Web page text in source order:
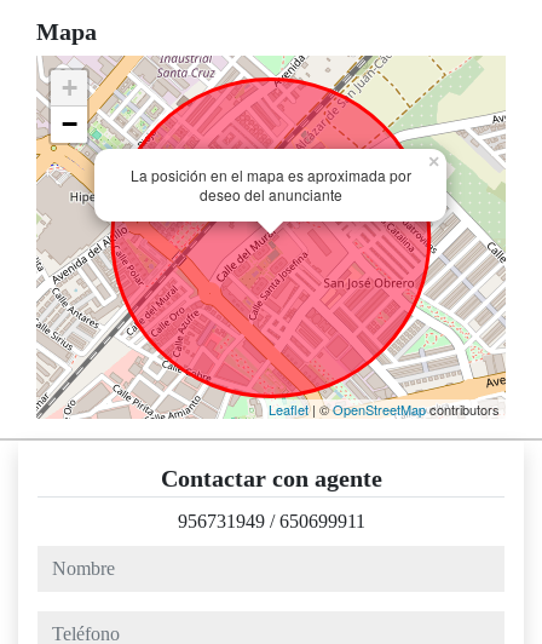
Mapa
La posición en el mapa es aproximada por
deseo del anunciante
×
+
−
Leaflet| ©OpenStreetMapcontributors
Contactar con agente
956731949 /650699911
nombre
teléfono